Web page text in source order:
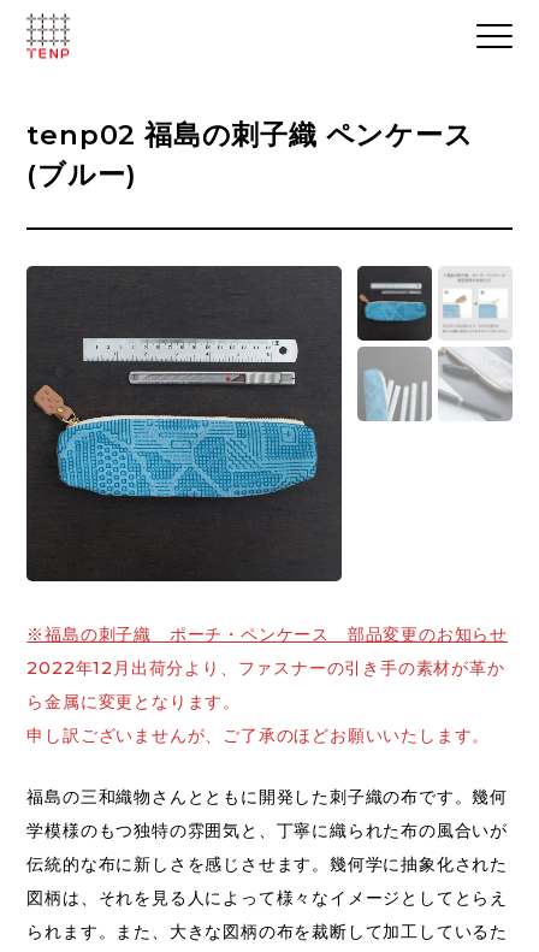
tenp02 福島の刺子織 ペンケース
(ブルー)
※福島の刺子織 ポーチ・ペンケース 部品変更のお知らせ
2022年12月出荷分より、ファスナーの引き手の素材が革か
ら金属に変更となります。
申し訳ございませんが、ご了承のほどお願いいたします。
福島の三和織物さんとともに開発した刺子織の布です。幾何
学模様のもつ独特の雰囲気と、丁寧に織られた布の風合いが
伝統的な布に新しさを感じさせます。幾何学に抽象化された
図柄は、それを見る人によって様々なイメージとしてとらえ
られます。また、大きな図柄の布を裁断して加工しているた